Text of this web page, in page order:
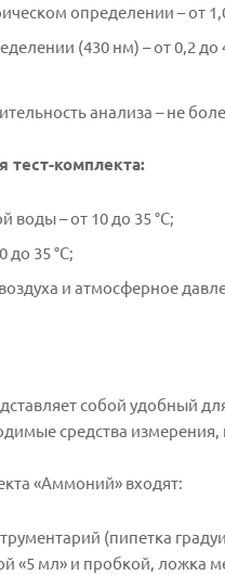
определении – от
(430 нм) – от 0,2 до
анализа – не
тест-комплекта:
воды – от 10 до 35 °С;
до 35 °С;
и атмосферное
собой удобный
средства измерения,
«Аммоний» входят:
(пипетка
«5 мл» и пробкой, ложка